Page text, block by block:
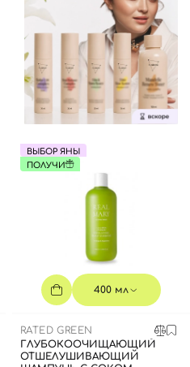
ВЫБОР ЯНЫ
ПОЛУЧИ
400 мл
RATED GREEN
ГЛУБОКООЧИЩАЮЩИЙ
ОТШЕЛУШИВАЮЩИЙ